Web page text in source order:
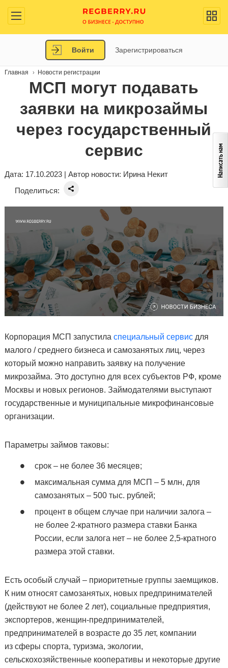
Войти Зарегистрироваться
Главная Новости регистрации
МСП могут подавать
заявки на микрозаймы
через государственный
сервис
Дата: 17.10.2023 | Автор новости: Ирина Некит
Поделиться:
Корпорация МСП запустила специальный сервисдля
малого / среднего бизнеса и самозанятых лиц, через
который можно направить заявку на получение
микрозайма. Это доступно для всех субъектов РФ, кроме
Москвы и новых регионов. Займодателями выступают
государственные и муниципальные микрофинансовые
организации.
Параметры займов таковы:
срок – не более 36 месяцев;
максимальная сумма для МСП – 5 млн, для
самозанятых – 500 тыс. рублей;
процент в общем случае при наличии залога –
не более 2-кратного размера ставки Банка
России, если залога нет – не более 2,5-кратного
размера этой ставки.
Есть особый случай – приоритетные группы заемщиков.
К ним относят самозанятых, новых предпринимателей
(действуют не более 2 лет), социальные предприятия,
экспортеров, женщин-предпринимателей,
предпринимателей в возрасте до 35 лет, компании
из сферы спорта, туризма, экологии,
сельскохозяйственные кооперативы и некоторые другие